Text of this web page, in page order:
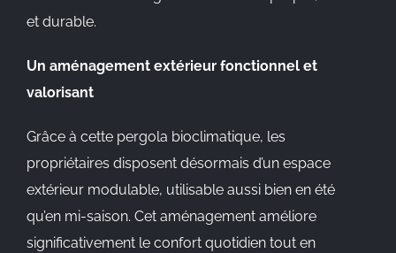
et durable.
Un aménagement extérieur fonctionnel et
valorisant
Grâce à cette pergola bioclimatique, les
propriétaires disposent désormais d’un espace
extérieur modulable, utilisable aussi bien en été
qu’en mi-saison. Cet aménagement améliore
significativement le confort quotidien tout en